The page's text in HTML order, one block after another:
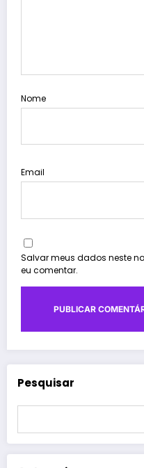
Nome
Email
Salvar meus dados neste
eu comentar.
Pesquisar